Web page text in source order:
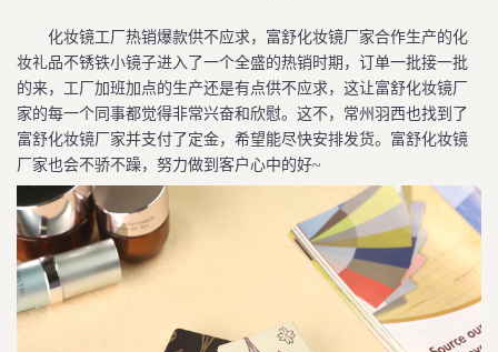
人力资源
化妆镜工厂热销爆款供不应求，富舒化妆镜厂家合作生产的化
妆礼品不锈铁小镜子进入了一个全盛的热销时期，订单一批接一批
的来，工厂加班加点的生产还是有点供不应求，这让富舒化妆镜厂
家的每一个同事都觉得非常兴奋和欣慰。这不，常州羽西也找到了
富舒化妆镜厂家并支付了定金，希望能尽快安排发货。富舒化妆镜
厂家也会不骄不躁，努力做到客户心中的好~